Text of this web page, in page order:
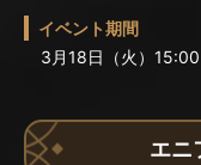
イベント期間
3月18日（火）
エニ